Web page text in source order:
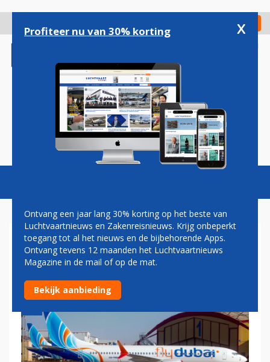
gaan
Check in
Magazine Podcasts Vacatures
FLYDUBAI MET 737 MAX
NAAR HELSINKI
Profiteer nu van 30% korting x
Ontvang een jaar lang 30% korting op het beste van
Luchtvaartnieuws en Zakenreisnieuws. Krijg onbeperkt
toegang tot al het nieuws en de bijbehorende Apps.
Ontvang tevens 12 maanden het Luchtvaartnieuws
Magazine in de mail of op de mat.
Bekijk aanbieding